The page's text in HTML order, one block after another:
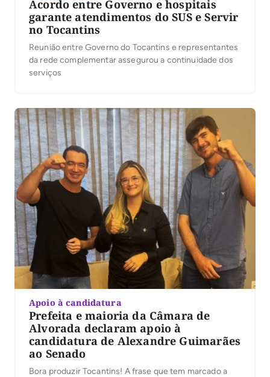
Acordo entre Governo e hospitais
garante atendimentos do SUS e Servir
no Tocantins
Reunião entre Governo do Tocantins e representantes
da rede complementar assegurou a continuidade dos
serviços
Apoio à candidatura
Prefeita e maioria da Câmara de
Alvorada declaram apoio à
candidatura de Alexandre Guimarães
ao Senado
Bora produzir Tocantins! A frase que tem marcado a